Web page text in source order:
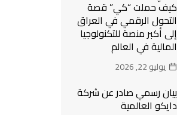
كيف حملت “كي” قصة
التحول الرقمي في العراق
إلى أكبر منصة للتكنولوجيا
المالية في العالم
يوليو 22, 2026
بيان رسمي صادر عن شركة
دايكو العالمية